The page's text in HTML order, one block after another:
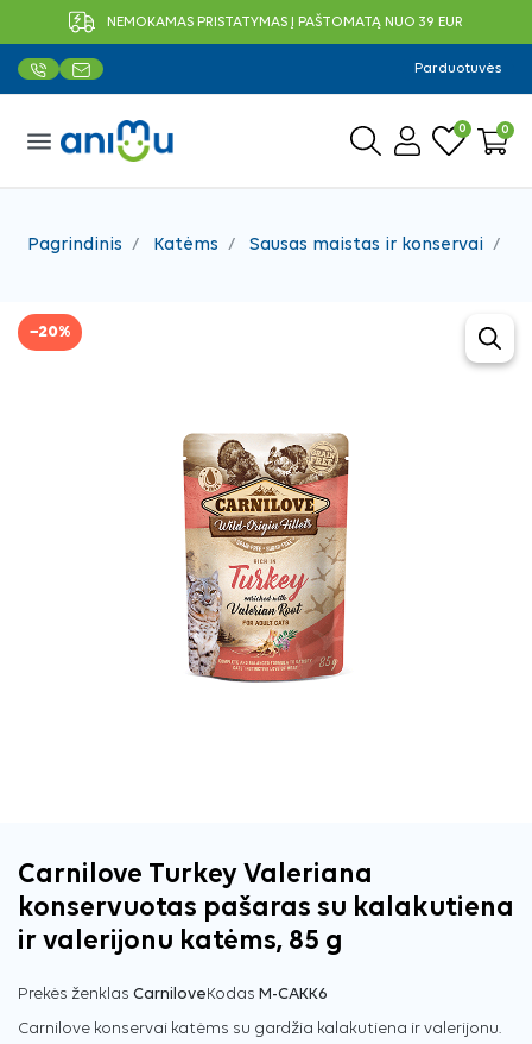
NEMOKAMAS PRISTATYMAS Į PAŠTOMATĄ NUO 39 EUR
Parduotuvės
menu 0 0
Pagrindinis Katėms Sausas maistas ir konservai
−20%
Carnilove Turkey Valeriana
konservuotas pašaras su kalakutiena
ir valerijonu katėms, 85 g
Prekės ženklas CarniloveKodas M-CAKK6
Carnilove konservai katėms su gardžia kalakutiena ir valerijonu.